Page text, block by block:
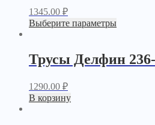
1345.00 ₽
Выберите параметры
Трусы Делфин
1290.00 ₽
В корзину